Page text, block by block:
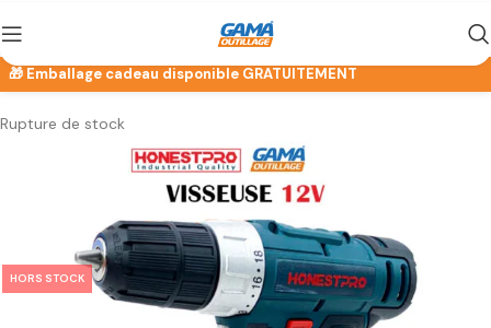
Rupture de stock
HORS STOCK